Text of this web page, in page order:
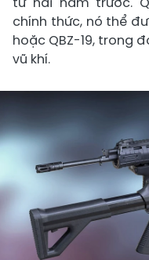
chính thức, nó thể
hoặc QBZ-19, trong
vũ khí.